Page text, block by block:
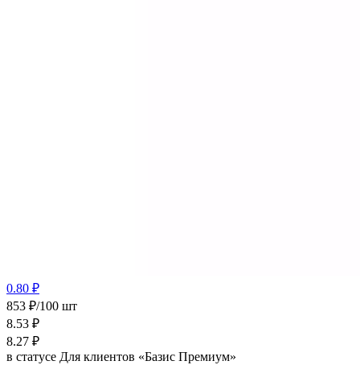
0.80 ₽
853 ₽/100 шт
8.53 ₽
8.27 ₽
в статусе Для клиентов «Базис Премиум»